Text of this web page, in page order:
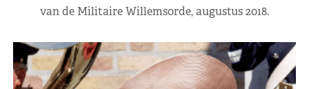
van de Militaire Willemsorde, augustus 2018.